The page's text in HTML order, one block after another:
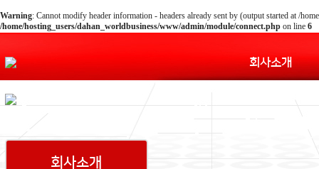
Warning: Cannot modify header information - headers already sent by (output started at /
/home/hosting_users/dahan_worldbusiness/www/admin/module/connect.php on line 6
회사소개
회사소개